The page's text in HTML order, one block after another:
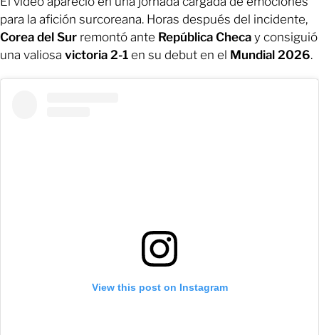
para la afición surcoreana. Horas después del incidente,
Corea del Sur remontó ante República Checa y consiguió
una valiosa victoria 2-1 en su debut en el Mundial 2026.
View this post on Instagram